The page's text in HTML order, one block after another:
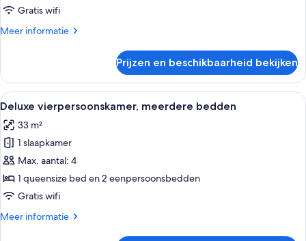
Gratis wifi
Meer informatie
Meer
tweepersoonskamer
Prijzen en beschikbaarheid bekijken
Alle
foto's
voor
Deluxe
vierpersoonskamer,
meerdere
bedden
Een hotelkamer met een groot bed,
7
Deluxe vierpersoonskamer, meerdere bedden
33 m²
1 slaapkamer
Max. aantal: 4
1 queensize bed en 2 eenpersoonsbedden
Gratis wifi
Meer informatie
Meer